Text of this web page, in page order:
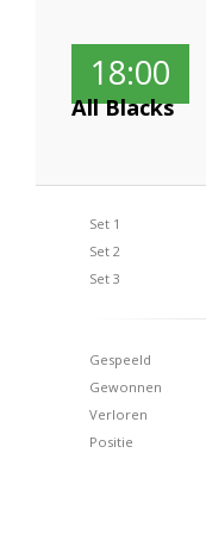
18:00
All Blacks
Set 1
Set 2
Set 3
Gespeeld
Gewonnen
Verloren
Positie